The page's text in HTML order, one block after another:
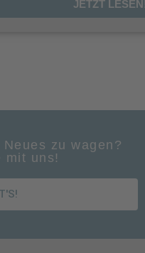
JETZT
zu wagen?
mit uns!